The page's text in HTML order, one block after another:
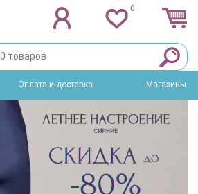
0
Оплата и доставка Магазины